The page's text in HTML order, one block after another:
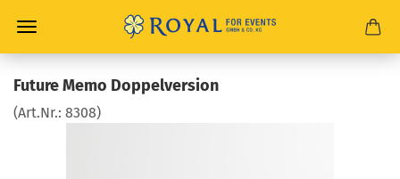
Future Memo Doppelversion
(Art.Nr.: 8308)